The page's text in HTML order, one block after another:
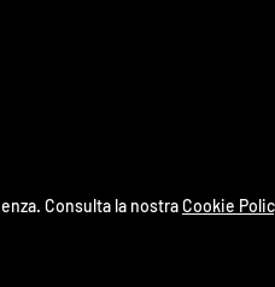
Consulta la nostraCookie